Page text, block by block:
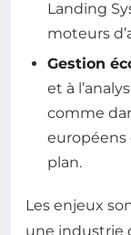
Landing
moteurs
Gestion
et à
comme
européens
plan.
Les enjeux
une industrie